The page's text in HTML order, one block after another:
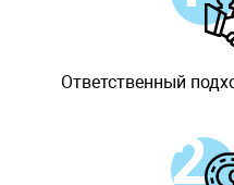
Ответственный